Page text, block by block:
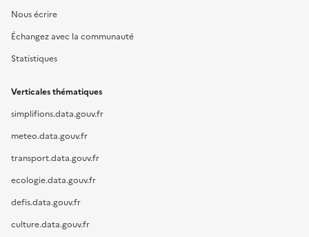
Nous écrire
Échangez avec la communauté
Statistiques
Verticales thématiques
simplifions.data.gouv.fr
meteo.data.gouv.fr
transport.data.gouv.fr
ecologie.data.gouv.fr
defis.data.gouv.fr
culture.data.gouv.fr